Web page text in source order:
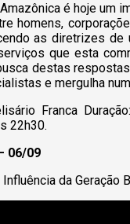
é hoje um
homens,
as diretrizes de
que esta
destas
e mergulha
Franca
22h30.
06/09
Influência da Geração